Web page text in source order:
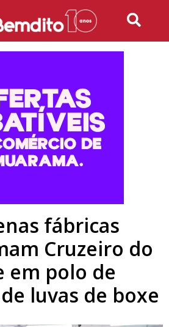
fábricas
Cruzeiro do
em polo de
luvas de boxe